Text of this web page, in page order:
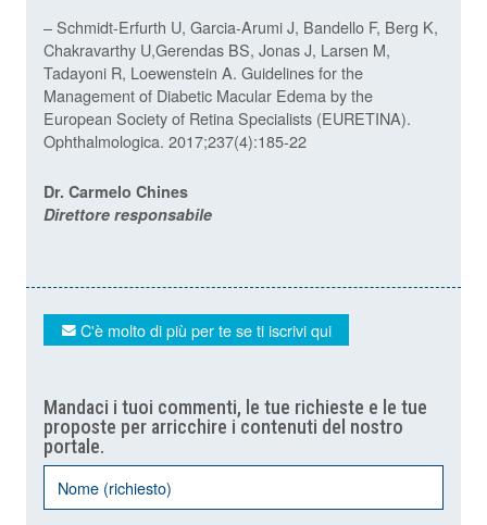
– Schmidt-Erfurth U, Garcia-Arumi J, Bandello F, Berg K,
Chakravarthy U,Gerendas BS, Jonas J, Larsen M,
Tadayoni R, Loewenstein A. Guidelines for the
Management of Diabetic Macular Edema by the
European Society of Retina Specialists (EURETINA).
Ophthalmologica. 2017;237(4):185-22
Dr. Carmelo Chines
Direttore responsabile
C'è molto di più per te se ti iscrivi qui
Mandaci i tuoi commenti, le tue richieste e le tue
proposte per arricchire i contenuti del nostro
portale.